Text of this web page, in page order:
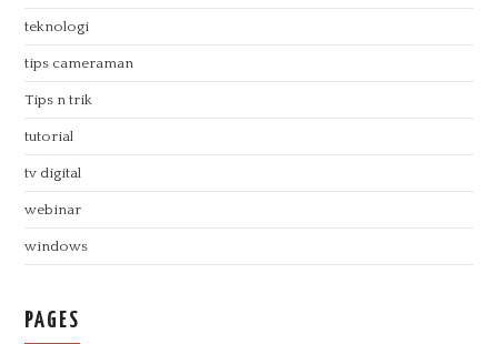
teknologi
tips cameraman
Tips n trik
tutorial
tv digital
webinar
windows
PAGES